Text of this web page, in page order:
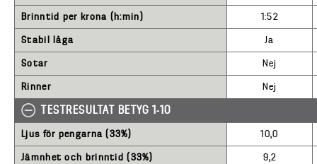
Brinntid per krona (h:min)
Stabil låga
Sotar
Rinner
TESTRESULTAT BETYG 1-10
Ljus för pengarna (33%)
Jämnhet och brinntid (33%)
1:52
Ja
Nej
Nej
10,0
9,2